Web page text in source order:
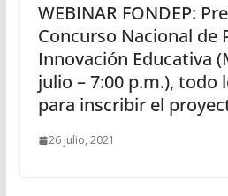
WEBINAR FONDEP:
Concurso Nacional de
Innovación Educativa
julio – 7:00 p.m.), todo
para inscribir el
26 julio, 2021